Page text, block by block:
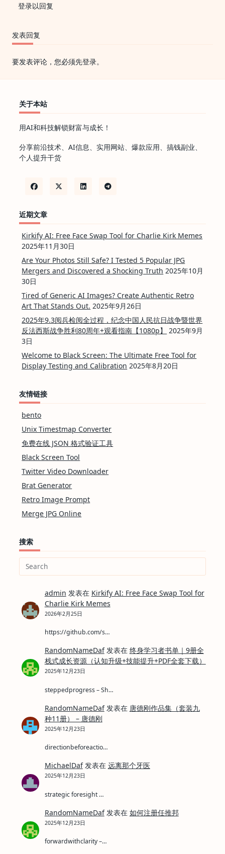
登录以回复
发表回复
要发表评论，您必须先登录。
关于本站
用AI和科技解锁财富与成长！
分享前沿技术、AI信息、实用网站、爆款应用、搞钱副业、
个人提升干货
近期文章
Kirkify AI: Free Face Swap Tool for Charlie Kirk Memes
2025年11月30日
Are Your Photos Still Safe? I Tested 5 Popular JPG
Mergers and Discovered a Shocking Truth 2025年10月
30日
Tired of Generic AI Images? Create Authentic Retro
Art That Stands Out. 2025年9月26日
2025年9.3阅兵检阅全过程，纪念中国人民抗日战争暨世界
反法西斯战争胜利80周年+观看指南【1080p】
2025年9月
3日
Welcome to Black Screen: The Ultimate Free Tool for
Display Testing and Calibration 2025年8月20日
友情链接
bento
Unix Timestmap Converter
免费在线 JSON 格式验证工具
Black Screen Tool
Twitter Video Downloader
Brat Generator
Retro Image Prompt
Merge JPG Online
搜索
Search
admin 发表在 Kirkify AI: Free Face Swap Tool for
Charlie Kirk Memes
2026年2月25日
https://github.com/s…
RandomNameDaf发表在 终身学习者书单｜9册全
栈式成长资源（认知升级+技能提升+PDF全套下载）
2025年12月23日
steppedprogress – Sh…
RandomNameDaf发表在 唐德刚作品集（套装九
种11册） – 唐德刚
2025年12月23日
directionbeforeactio…
MichaelDaf发表在 远离那个牙医
2025年12月23日
strategic foresight …
RandomNameDaf发表在 如何注册任推邦
2025年12月23日
forwardwithclarity –…